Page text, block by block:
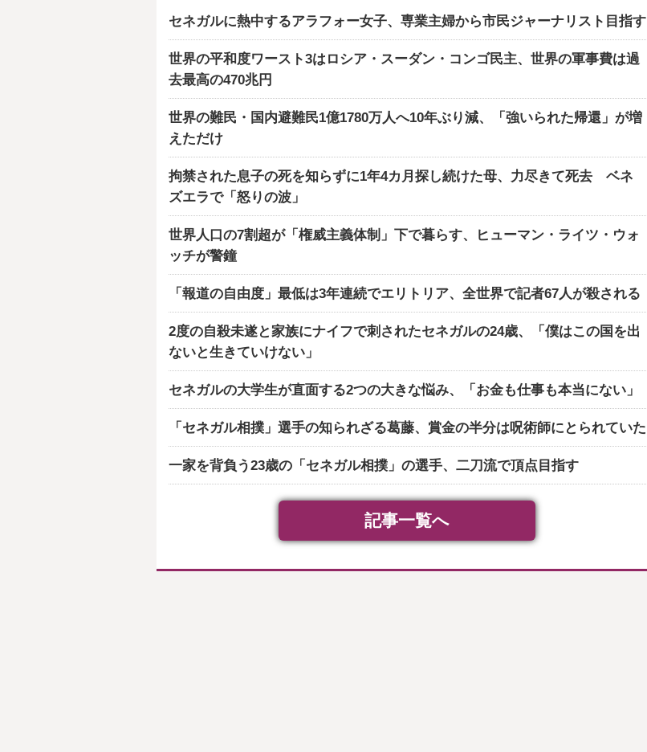
セネガルに熱中するアラフォー女子、専業主婦から市民ジャーナリスト目指す
世界の平和度ワースト3はロシア・スーダン・コンゴ民主、世界の軍事費は過
去最高の470兆円
世界の難民・国内避難民1億1780万人へ10年ぶり減、「強いられた帰還」が増
えただけ
拘禁された息子の死を知らずに1年4カ月探し続けた母、力尽きて死去 ベネ
ズエラで「怒りの波」
世界人口の7割超が「権威主義体制」下で暮らす、ヒューマン・ライツ・ウォ
ッチが警鐘
「報道の自由度」最低は3年連続でエリトリア、全世界で記者67人が殺される
2度の自殺未遂と家族にナイフで刺されたセネガルの24歳、「僕はこの国を出
ないと生きていけない」
セネガルの大学生が直面する2つの大きな悩み、「お金も仕事も本当にない」
「セネガル相撲」選手の知られざる葛藤、賞金の半分は呪術師にとられていた
一家を背負う23歳の「セネガル相撲」の選手、二刀流で頂点目指す
記事一覧へ